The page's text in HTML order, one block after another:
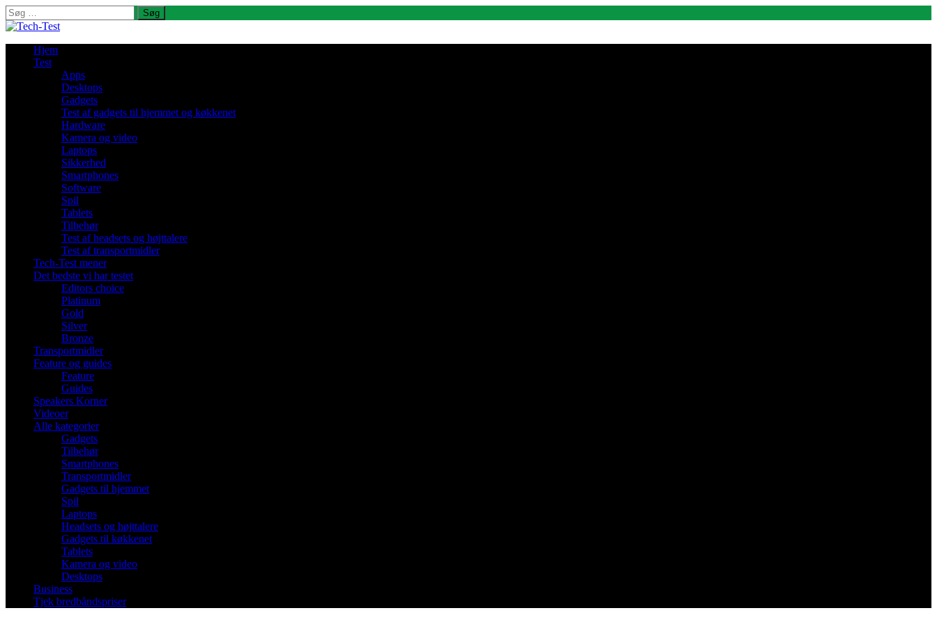
Søg
efter:
Hjem
Test
Apps
Desktops
Gadgets
Test af gadgets til hjemmet og køkkenet
Hardware
Kamera og video
Laptops
Sikkerhed
Smartphones
Software
Spil
Tablets
Tilbehør
Test af headsets og højttalere
Test af transportmidler
Tech-Test mener
Det bedste vi har testet
Editors choice
Platinum
Gold
Silver
Bronze
Transportmidler
Feature og guides
Feature
Guides
Speakers Korner
Videoer
Alle kategorier
Gadgets
Tilbehør
Smartphones
Transportmidler
Gadgets til hjemmet
Spil
Laptops
Headsets og højttalere
Gadgets til køkkenet
Tablets
Kamera og video
Desktops
Business
Tjek bredbåndspriser